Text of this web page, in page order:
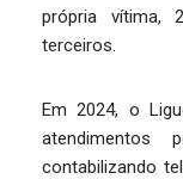
própria vítima,
terceiros.
Em 2024, o
atendimentos
contabilizando